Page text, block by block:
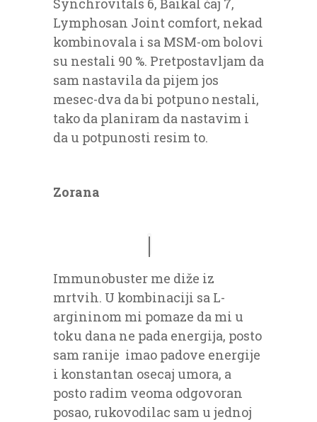
Lymphosan Joint comfort, nekad
kombinovala i sa MSM-om bolovi
su nestali 90 %. Pretpostavljam da
sam nastavila da pijem jos
mesec-dva da bi potpuno nestali,
tako da planiram da nastavim i
da u potpunosti resim to.
Zorana
Immunobuster me diže iz
mrtvih. U kombinaciji sa L-
argininom mi pomaze da mi u
toku dana ne pada energija, posto
sam ranije imao padove energije
i konstantan osecaj umora, a
posto radim veoma odgovoran
posao, rukovodilac sam u jednoj